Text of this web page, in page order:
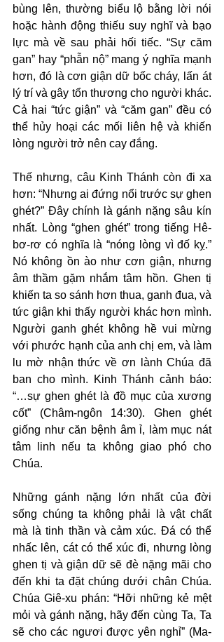
bùng lên, thường biểu lộ bằng lời nói
hoặc hành động thiếu suy nghĩ và bạo
lực mà về sau phải hối tiếc. “Sự căm
gan” hay “phẫn nộ” mang ý nghĩa mạnh
hơn, đó là cơn giận dữ bốc cháy, lấn át
lý trí và gây tổn thương cho người khác.
Cả hai “tức giận” và “căm gan” đều có
thể hủy hoại các mối liên hệ và khiến
lòng người trở nên cay đắng.
Thế nhưng, câu Kinh Thánh còn đi xa
hơn: “Nhưng ai đứng nổi trước sự ghen
ghét?” Đây chính là gánh nặng sâu kín
nhất. Lòng “ghen ghét” trong tiếng Hê-
bơ-rơ có nghĩa là “nóng lòng vì đố kỵ.”
Nó không ồn ào như cơn giận, nhưng
âm thầm gặm nhắm tâm hồn. Ghen tị
khiến ta so sánh hơn thua, ganh đua, và
tức giận khi thấy người khác hơn mình.
Người ganh ghét không hề vui mừng
với phước hạnh của anh chị em, và làm
lu mờ nhận thức về ơn lành Chúa đã
ban cho mình. Kinh Thánh cảnh báo:
“…sự ghen ghét là đồ mục của xương
cốt” (Châm-ngôn 14:30). Ghen ghét
giống như căn bệnh âm ỉ, làm mục nát
tâm linh nếu ta không giao phó cho
Chúa.
Những gánh nặng lớn nhất của đời
sống chúng ta không phải là vật chất
mà là tinh thần và cảm xúc. Đá có thể
nhấc lên, cát có thể xúc đi, nhưng lòng
ghen tị và giận dữ sẽ đè nặng mãi cho
đến khi ta đặt chúng dưới chân Chúa.
Chúa Giê-xu phán: “Hỡi những kẻ mệt
mỏi và gánh nặng, hãy đến cùng Ta, Ta
sẽ cho các ngươi được yên nghỉ” (Ma-